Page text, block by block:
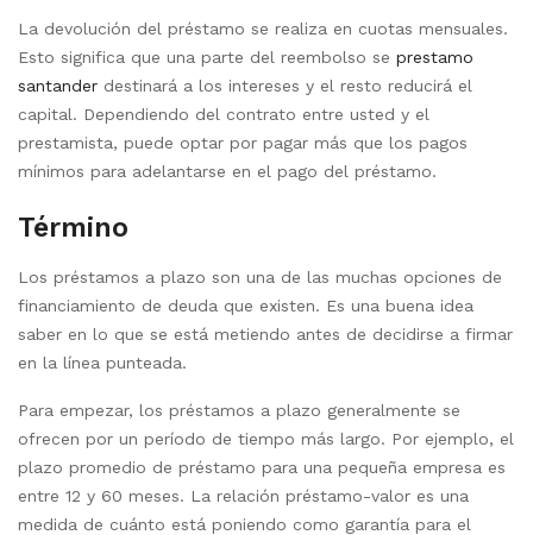
La devolución del préstamo se realiza en cuotas mensuales.
Esto significa que una parte del reembolso se prestamo
santander destinará a los intereses y el resto reducirá el
capital. Dependiendo del contrato entre usted y el
prestamista, puede optar por pagar más que los pagos
mínimos para adelantarse en el pago del préstamo.
Término
Los préstamos a plazo son una de las muchas opciones de
financiamiento de deuda que existen. Es una buena idea
saber en lo que se está metiendo antes de decidirse a firmar
en la línea punteada.
Para empezar, los préstamos a plazo generalmente se
ofrecen por un período de tiempo más largo. Por ejemplo, el
plazo promedio de préstamo para una pequeña empresa es
entre 12 y 60 meses. La relación préstamo-valor es una
medida de cuánto está poniendo como garantía para el